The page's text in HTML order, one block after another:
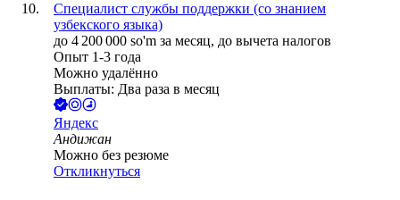
Специалист службы поддержки (со знанием
узбекского языка)
до 4 200 000 so'm за месяц, до вычета налогов
Опыт 1-3 года
Можно удалённо
Выплаты: Два раза в месяц
Яндекс
Андижан
Можно без резюме
Откликнуться